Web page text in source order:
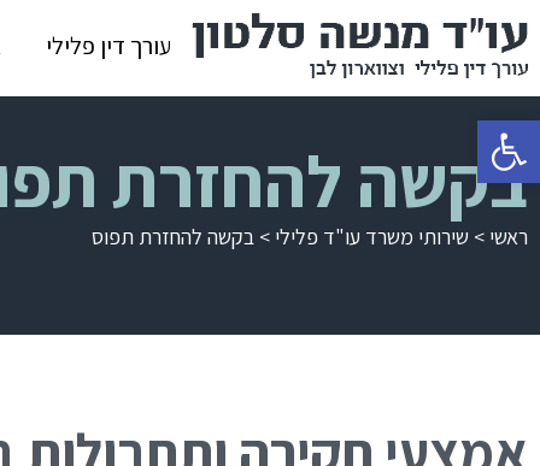
פתח סרגל נגישות
עורך דין פלילי
בקשה להחזרת
ראשי > שירותי משרד עו"ד פלילי > בקשה להחזרת תפוס